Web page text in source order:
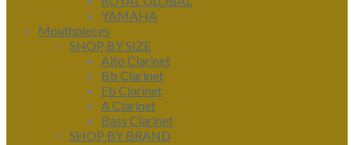
YAMAHA
Mouthpieces
SHOP BY SIZE
Alto Clarinet
Bb Clarinet
Eb Clarinet
A Clarinet
Bass Clarinet
SHOP BY BRAND